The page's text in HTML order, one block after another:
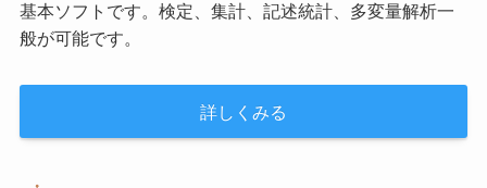
基本ソフトです。検定、集計、記述統計、多変量解析一
般が可能です。
詳しくみる